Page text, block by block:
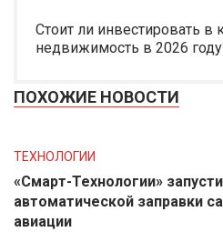
Стоит ли инвестировать
недвижимость в 2026
ПОХОЖИЕ НОВОСТИ
ТЕХНОЛОГИИ
«Смарт-Технологии»
автоматической заправки
авиации